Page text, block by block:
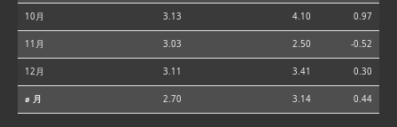
10月 3.13 4.10 0.97
11月 3.03 2.50 -0.52
12月 3.11 3.41 0.30
⌀ 月 2.70 3.14 0.44